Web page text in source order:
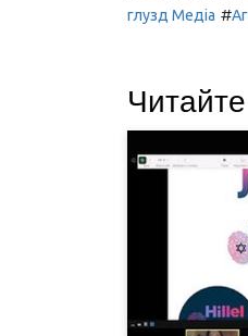
глузд Медіа #